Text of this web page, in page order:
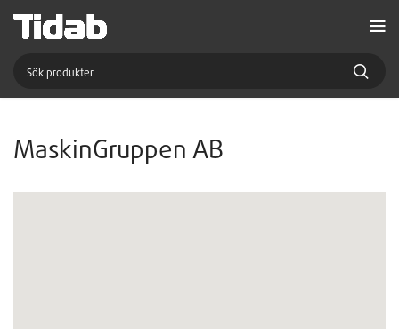
MaskinGruppen AB